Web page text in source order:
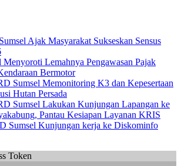
Ajak Masyarakat Sukseskan Sensus
Lemahnya Pengawasan Pajak
Bermotor
Sumsel Memonitoring K3 dan Kepesertaan
Hutan Persada
Sumsel Lakukan Kunjungan Lapangan ke
Pantau Kesiapan Layanan KRIS
Sumsel Kunjungan kerja ke Diskominfo
Token